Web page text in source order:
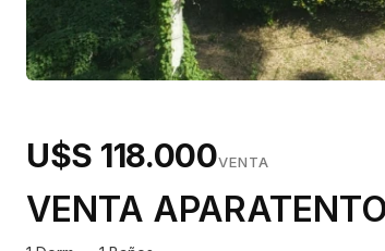
U$S 118.000VENTA
VENTA